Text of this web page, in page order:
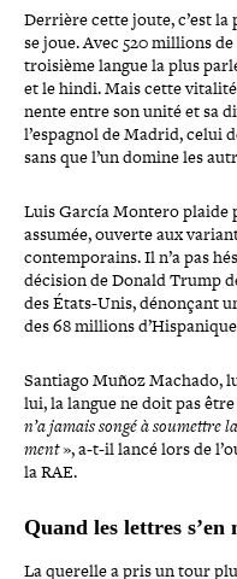
Derrière cette joute, c’est la
se joue. Avec 520 millions
troisième langue la plus
et le hindi. Mais cette
nente entre son unité et sa
l’espagnol de Madrid, celui
sans que l’un domine les
Luis García Montero
assumée, ouverte aux
contem­po­rains. Il n’a pas
décision de Donald Trump
des États-​Unis, dénonçant
des 68 millions
Santiago Muñoz Machado,
lui, la langue ne doit pas
n’a jamais songé à soumettre
ment», a‑t-​il lancé lors de
la RAE.
Quand les lettres s’en
La querelle a pris un tour